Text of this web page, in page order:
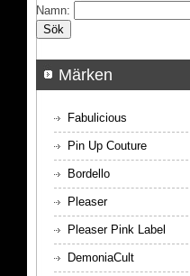
Namn:
Märken
Fabulicious
Pin Up Couture
Bordello
Pleaser
Pleaser Pink Label
DemoniaCult